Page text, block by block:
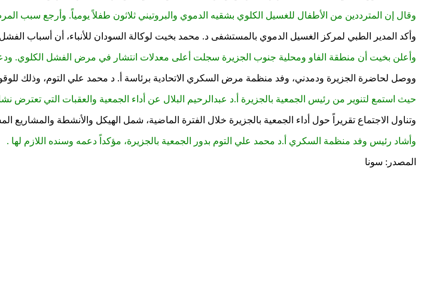
وقال إن المترددين من الأطفال للغسيل الكلوي بشقيه الدموي والبروتيني ثلاثون طفلاً يومياً. وأرجع سبب
وأكد المدير الطبي لمركز الغسيل الدموي بالمستشفى د. محمد بخيت لوكالة السودان للأنباء، أن أسباب
وأعلن بخيت أن منطقة الفاو ومحلية جنوب الجزيرة سجلت أعلى معدلات انتشار في مرض الفشل الكلوي. ودعا
ووصل لحاضرة الجزيرة ودمدني، وفد منظمة مرض السكري الاتحادية برئاسة أ. د محمد علي التوم، وذلك
حيث استمع لتنوير من رئيس الجمعية بالجزيرة أ.د عبدالرحيم البلال عن أداء الجمعية والعقبات التي تعترض
وتناول الاجتماع تقريراً حول أداء الجمعية بالجزيرة خلال الفترة الماضية، شمل الهيكل والأنشطة والمشاريع
وأشاد رئيس وفد منظمة السكري أ.د محمد علي التوم بدور الجمعية بالجزيرة، مؤكداً دعمه وسنده اللازم لها .
المصدر: سونا